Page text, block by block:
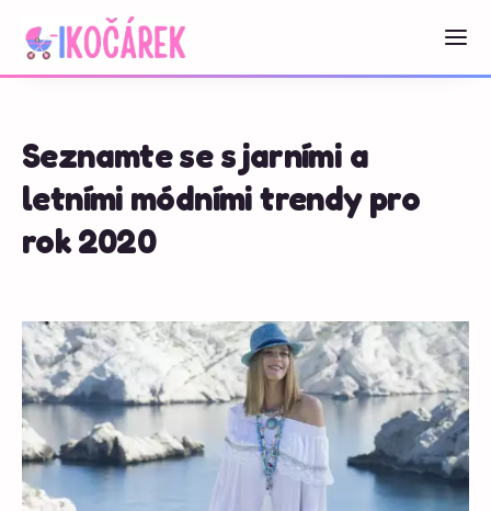
Seznamte se s jarními a
letními módními trendy pro
rok 2020